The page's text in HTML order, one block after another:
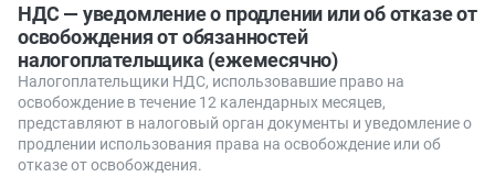
НДС — уведомление о продлении или об отказе от
освобождения от обязанностей
налогоплательщика (ежемесячно)
Налогоплательщики НДС, использовавшие право на
освобождение в течение 12 календарных месяцев,
представляют в налоговый орган документы и уведомление о
продлении использования права на освобождение или об
отказе от освобождения.